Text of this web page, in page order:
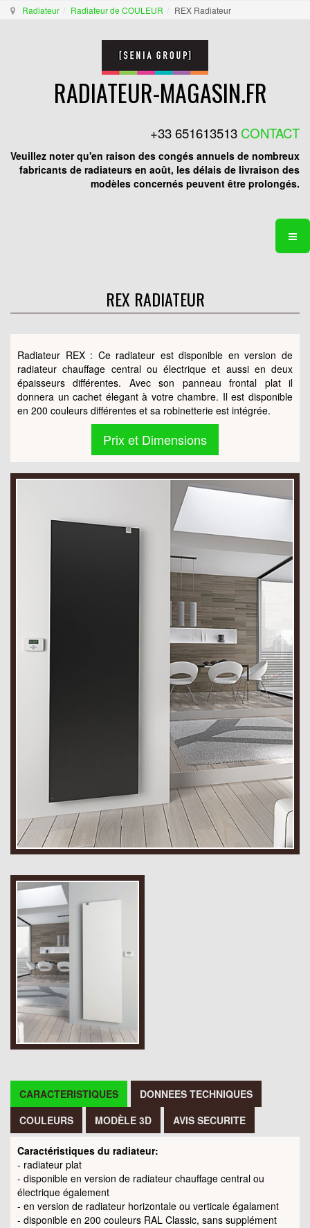
Radiateur Radiateur de COULEUR REX Radiateur
RADIATEUR-MAGASIN.FR
+33 651613513 CONTACT
Veuillez noter qu'en raison des congés annuels de nombreux
fabricants de radiateurs en août, les délais de livraison des
modèles concernés peuvent être prolongés.
REX RADIATEUR
Radiateur REX : Ce radiateur est disponible en version de
radiateur chauffage central ou électrique et aussi en deux
épaisseurs différentes. Avec son panneau frontal plat il
donnera un cachet élegant à votre chambre. Il est disponible
en 200 couleurs différentes et sa robinetterie est intégrée.
Prix et Dimensions
CARACTERISTIQUES
DONNEES TECHNIQUES
COULEURS
MODÈLE 3D AVIS SECURITE
Caractéristiques du radiateur:
- radiateur plat
- disponible en version de radiateur chauffage central ou
électrique également
- en version de radiateur horizontale ou verticale égalament
- disponible en 200 couleurs RAL Classic, sans supplément